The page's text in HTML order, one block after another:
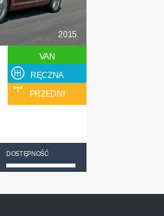
2015
VAN
RĘCZNA
PRZEDNI
DOSTĘPNOŚĆ